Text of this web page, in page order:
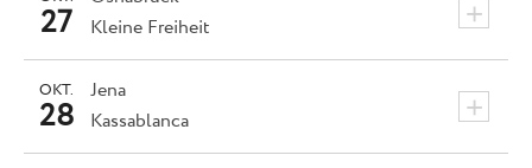
+
27 Kleine Freiheit
Jena +
OKT.
28 Kassablanca